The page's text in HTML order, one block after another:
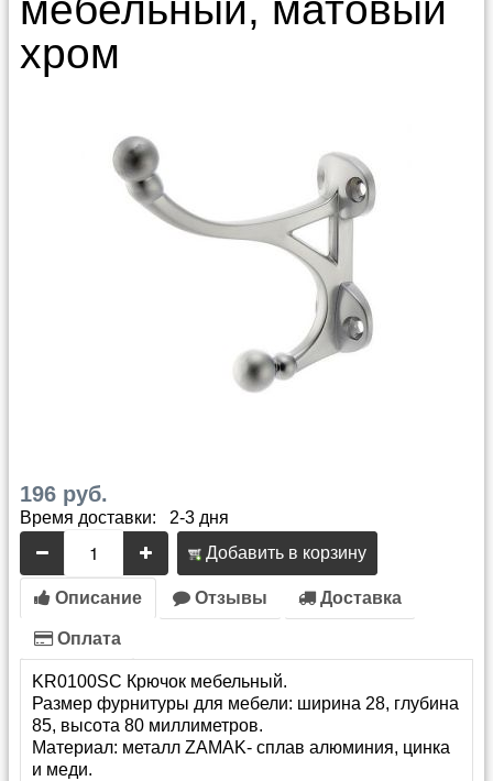
хром
196 руб.
Время доставки: 2-3 дня
Добавить в корзину
Описание Отзывы Доставка
Оплата
KR0100SC Крючок мебельный.
Размер фурнитуры для мебели: ширина 28, глубина
85, высота 80 миллиметров.
Материал: металл ZAMAK- сплав алюминия, цинка
и меди.